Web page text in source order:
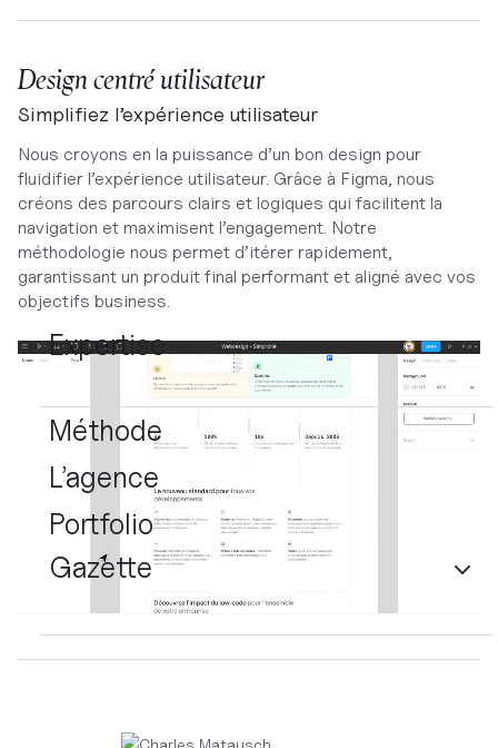
Expertise
Méthode
L’agence
Portfolio
Gazette
Design centré utilisateur
Simplifiez l’expérience utilisateur
Nous croyons en la puissance d’un bon design pour
fluidifier l’expérience utilisateur. Grâce à Figma, nous
créons des parcours clairs et logiques qui facilitent la
navigation et maximisent l’engagement. Notre
méthodologie nous permet d’itérer rapidement,
garantissant un produit final performant et aligné avec vos
objectifs business.